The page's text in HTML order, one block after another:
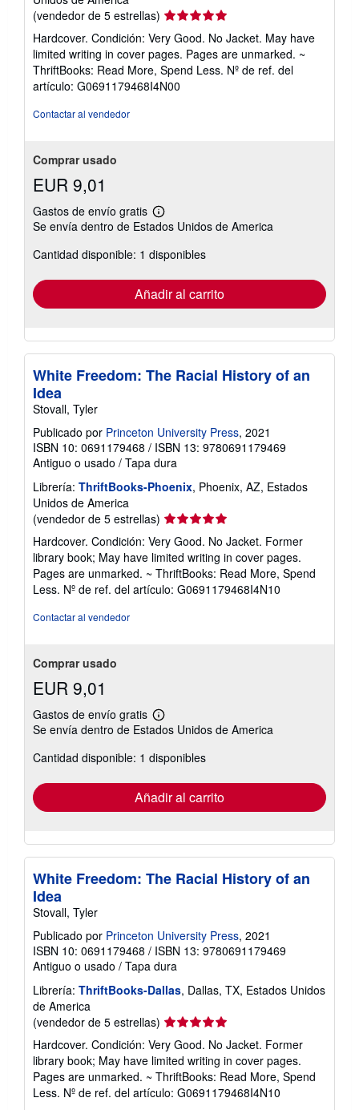
(vendedor de 5 estrellas) Calificación
del
vendedor:
5
de
5
Hardcover. Condición: Very Good. No Jacket. May have
limited writing in cover pages. Pages are unmarked. ~
ThriftBooks: Read More, Spend Less. Nº de ref. del
artículo: G0691179468I4N00
Contactar al vendedor
Comprar usado
EUR 9,01
Gastos de envío gratis
Más
información
las
tarifas
envío
Se envía dentro de Estados Unidos de America
Cantidad disponible: 1 disponibles
Añadir al carrito
White Freedom: The Racial History of an
Idea
Stovall, Tyler
Publicado por Princeton University Press, 2021
ISBN 10: 0691179468 / ISBN 13: 9780691179469
Antiguo o usado / Tapa dura
Librería: ThriftBooks-Phoenix, Phoenix, AZ, Estados
Unidos de America
(vendedor de 5 estrellas) Calificación
del
vendedor:
5
de
5
Hardcover. Condición: Very Good. No Jacket. Former
library book; May have limited writing in cover pages.
Pages are unmarked. ~ ThriftBooks: Read More, Spend
Less. Nº de ref. del artículo: G0691179468I4N10
Contactar al vendedor
Comprar usado
EUR 9,01
Gastos de envío gratis
Más
información
las
tarifas
envío
Se envía dentro de Estados Unidos de America
Cantidad disponible: 1 disponibles
Añadir al carrito
White Freedom: The Racial History of an
Idea
Stovall, Tyler
Publicado por Princeton University Press, 2021
ISBN 10: 0691179468 / ISBN 13: 9780691179469
Antiguo o usado / Tapa dura
Librería: ThriftBooks-Dallas, Dallas, TX, Estados Unidos
de America
(vendedor de 5 estrellas) Calificación
del
vendedor:
5
de
5
Hardcover. Condición: Very Good. No Jacket. Former
library book; May have limited writing in cover pages.
Pages are unmarked. ~ ThriftBooks: Read More, Spend
Less. Nº de ref. del artículo: G0691179468I4N10